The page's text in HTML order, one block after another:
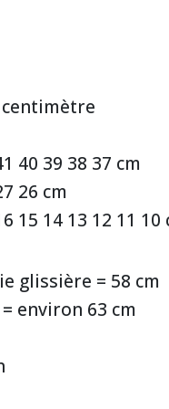
40 39 38 37 cm
26 cm
15 14 13 12 11 10
glissière = 58 cm
environ 63 cm